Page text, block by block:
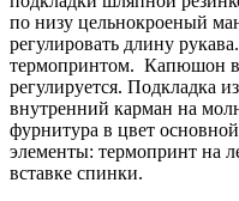
по низу цельнокроеный
регулировать длину
термопринтом. Капюшон
регулируется. Подкладка
внутренний карман на
фурнитура в цвет
элементы: термопринт на
вставке спинки.